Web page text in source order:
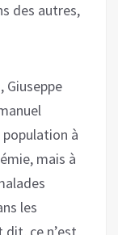
des autres,
Giuseppe
à
mais à
les